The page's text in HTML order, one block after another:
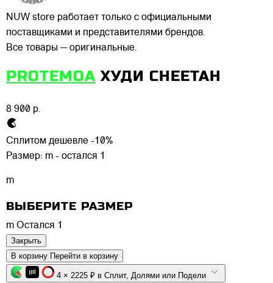
NUW store работает только с официальными
поставщиками и представителями брендов.
Все товары — оригинальные.
PROTEMOA ХУДИ CHEETAH
8 900 р.
Сплитом дешевле -10%
Размер: m - остался 1
m
ВЫБЕРИТЕ РАЗМЕР
m Остался 1
Закрыть
В корзину Перейти в корзину
4 × 2225 ₽ в Сплит, Долями или Подели